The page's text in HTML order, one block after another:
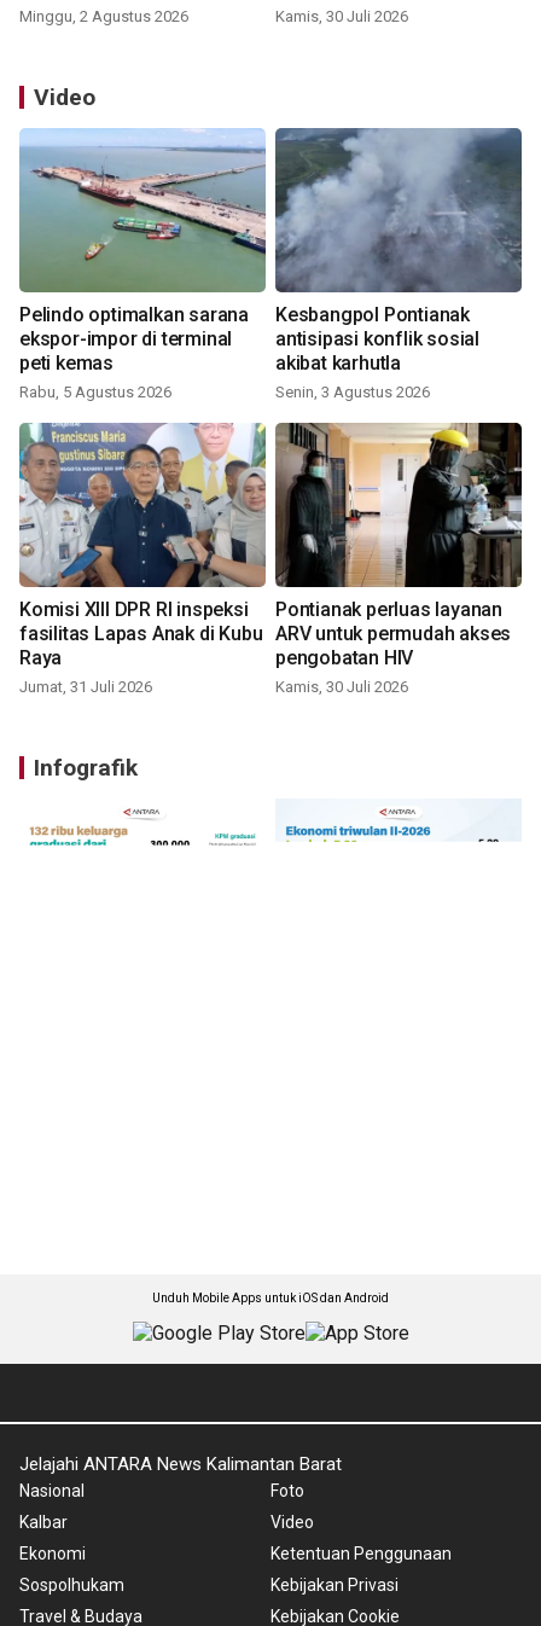
Minggu, 2 Agustus 2026 Kamis, 30 Juli 2026
Video
Pelindo optimalkan sarana
ekspor-impor di terminal
peti kemas
Rabu, 5 Agustus 2026
Kesbangpol Pontianak
antisipasi konflik sosial
akibat karhutla
Senin, 3 Agustus 2026
Komisi XIII DPR RI inspeksi
fasilitas Lapas Anak di Kubu
Raya
Jumat, 31 Juli 2026
Pontianak perluas layanan
ARV untuk permudah akses
pengobatan HIV
Kamis, 30 Juli 2026
Infografik
Unduh Mobile Apps untuk iOS dan Android
Jelajahi ANTARA News Kalimantan Barat
Nasional
Kalbar
Ekonomi
Sospolhukam
Travel & Budaya
Foto
Video
Ketentuan Penggunaan
Kebijakan Privasi
Kebijakan Cookie